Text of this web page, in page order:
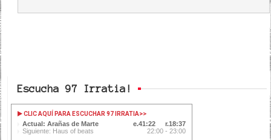
Escucha 97 Irratia!
CLIC AQUÍ PARA ESCUCHAR 97 IRRATIA>>
Actual: Arañas de Marte 41:23
18:36
Siguiente: Haus of beats
22:00 - 23:00